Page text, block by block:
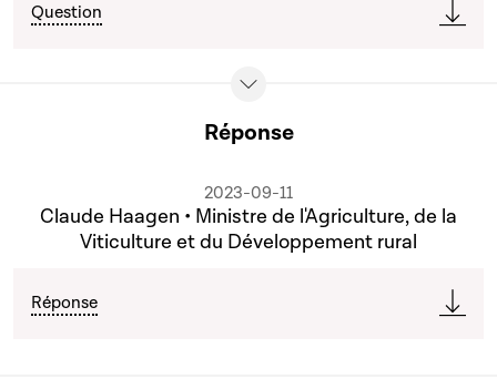
Question
Réponse
2023-09-11
Claude Haagen • Ministre de l'Agriculture, de la
Viticulture et du Développement rural
Réponse